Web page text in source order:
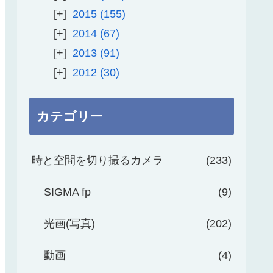
2015 155
2014 67
2013 91
2012
30
カテゴリー
時と空間を切り撮るカメラ 233
SIGMA fp 9
光画(写真) 202
動画 4